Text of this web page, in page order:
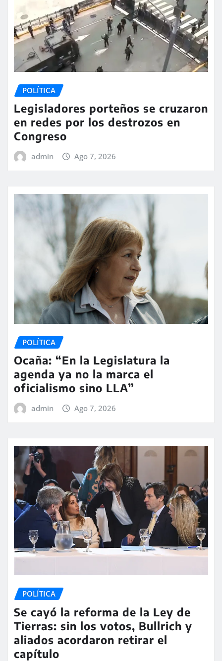
POLÍTICA
Legisladores porteños se cruzaron
en redes por los destrozos en
Congreso
admin Ago 7, 2026
POLÍTICA
Ocaña: “En la Legislatura la
agenda ya no la marca el
oficialismo sino LLA”
admin Ago 7, 2026
POLÍTICA
Se cayó la reforma de la Ley de
Tierras: sin los votos, Bullrich y
aliados acordaron retirar el
capítulo